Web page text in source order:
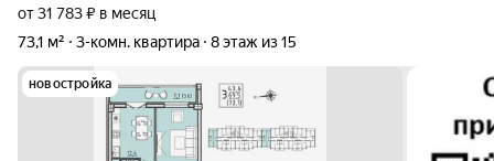
от 31 783 ₽ в месяц
73,1 м²
3-комн. квартира 8 этаж из 15
новостройка